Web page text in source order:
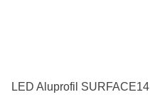
LED Aluprofil SURFACE14